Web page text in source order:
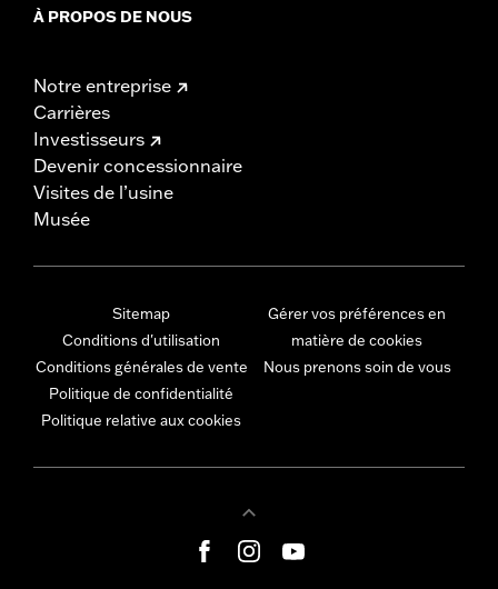
À PROPOS DE NOUS
Notre entreprise
Carrières
Investisseurs
Devenir concessionnaire
Visites de l’usine
Musée
Sitemap
Conditions d'utilisation
Conditions générales de vente
Politique de confidentialité
Politique relative aux cookies
Gérer vos préférences en
matière de cookies
Nous prenons soin de vous